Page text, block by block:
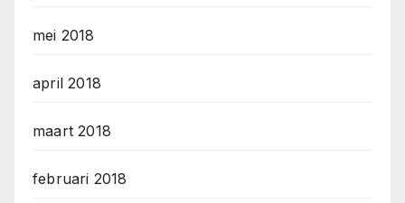
mei 2018
april 2018
maart 2018
februari 2018